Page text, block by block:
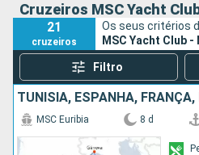
Cruzeiros MSC Yacht
21
cruzeiros
Os seus critérios
MSC Yacht Club -
Filtro
TUNÍSIA, ESPANHA,
MSC Euribia 8 d